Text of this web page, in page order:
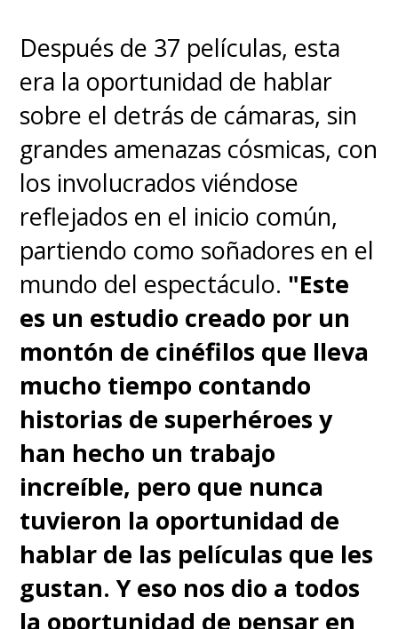
Después de 37 películas, esta
era la oportunidad de hablar
sobre el detrás de cámaras, sin
grandes amenazas cósmicas, con
los involucrados viéndose
reflejados en el inicio común,
partiendo como soñadores en el
mundo del espectáculo. "Este
es un estudio creado por un
montón de cinéfilos que lleva
mucho tiempo contando
historias de superhéroes y
han hecho un trabajo
increíble, pero que nunca
tuvieron la oportunidad de
hablar de las películas que les
gustan. Y eso nos dio a todos
la oportunidad de pensar en